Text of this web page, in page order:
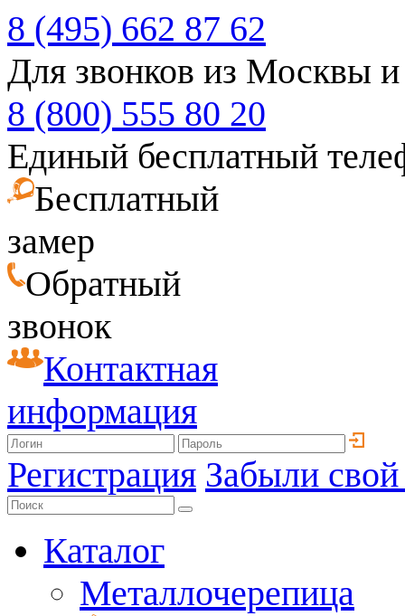
8 (495) 662 87 62
Для звонков из Москвы
8 (800) 555 80 20
Единый бесплатный
Бесплатный
замер
Обратный
звонок
Контактная
информация
Регистрация Забыли
Каталог
Металлочерепица